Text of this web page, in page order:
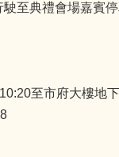
典禮會場嘉賓停
至市府大樓地